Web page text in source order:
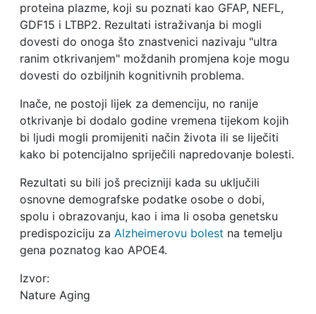
proteina plazme, koji su poznati kao GFAP, NEFL,
GDF15 i LTBP2. Rezultati istraživanja bi mogli
dovesti do onoga što znastvenici nazivaju "ultra
ranim otkrivanjem" moždanih promjena koje mogu
dovesti do ozbiljnih kognitivnih problema.
Inače, ne postoji lijek za demenciju, no ranije
otkrivanje bi dodalo godine vremena tijekom kojih
bi ljudi mogli promijeniti način života ili se liječiti
kako bi potencijalno spriječili napredovanje bolesti.
Rezultati su bili još precizniji kada su uključili
osnovne demografske podatke osobe o dobi,
spolu i obrazovanju, kao i ima li osoba genetsku
predispoziciju za Alzheimerovu bolest na temelju
gena poznatog kao APOE4.
Izvor:
Nature Aging